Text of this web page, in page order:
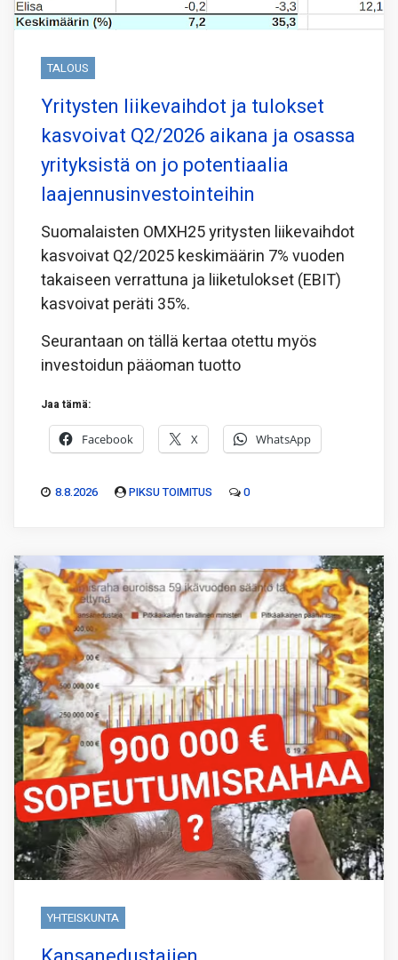
TALOUS
Yritysten liikevaihdot ja tulokset
kasvoivat Q2/2026 aikana ja osassa
yrityksistä on jo potentiaalia
laajennusinvestointeihin
Suomalaisten OMXH25 yritysten liikevaihdot
kasvoivat Q2/2025 keskimäärin 7% vuoden
takaiseen verrattuna ja liiketulokset (EBIT)
kasvoivat peräti 35%.
Seurantaan on tällä kertaa otettu myös
investoidun pääoman tuotto
Jaa tämä:
Facebook X WhatsApp
8.8.2026 PIKSU TOIMITUS 0
YHTEISKUNTA